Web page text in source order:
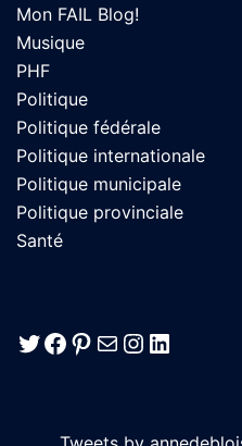
Mon FAIL Blog!
Musique
PHF
Politique
Politique fédérale
Politique internationale
Politique municipale
Politique provinciale
Santé
Twitter
Facebook
Pinterest
E-mailInstagram
LinkedIn